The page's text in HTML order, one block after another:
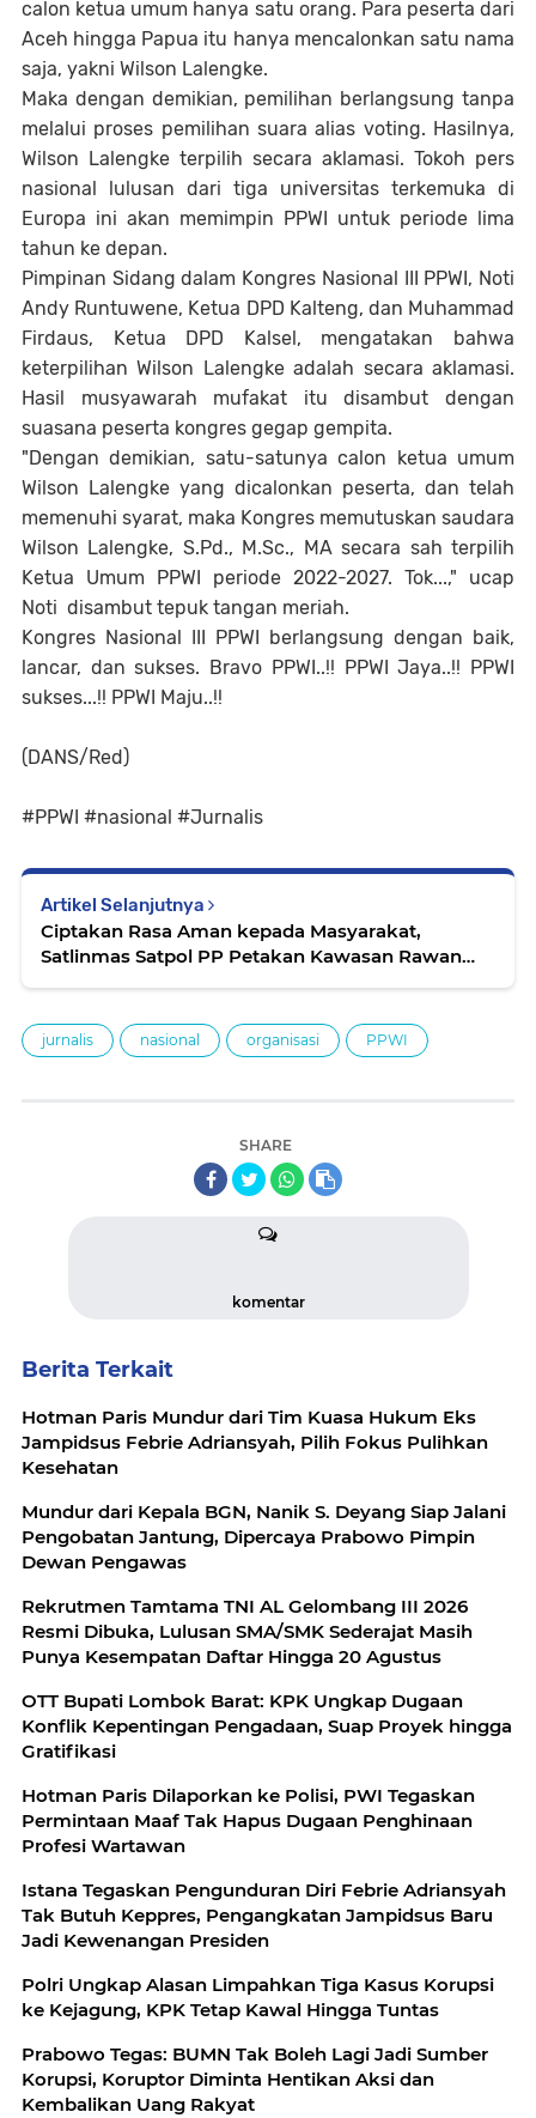
calon ketua umum hanya satu orang. Para peserta dari
Aceh hingga Papua itu hanya mencalonkan satu nama
saja, yakni Wilson Lalengke.
Maka dengan demikian, pemilihan berlangsung tanpa
melalui proses pemilihan suara alias voting. Hasilnya,
Wilson Lalengke terpilih secara aklamasi. Tokoh pers
nasional lulusan dari tiga universitas terkemuka di
Europa ini akan memimpin PPWI untuk periode lima
tahun ke depan.
Pimpinan Sidang dalam Kongres Nasional III PPWI, Noti
Andy Runtuwene, Ketua DPD Kalteng, dan Muhammad
Firdaus, Ketua DPD Kalsel, mengatakan bahwa
keterpilihan Wilson Lalengke adalah secara aklamasi.
Hasil musyawarah mufakat itu disambut dengan
suasana peserta kongres gegap gempita.
"Dengan demikian, satu-satunya calon ketua umum
Wilson Lalengke yang dicalonkan peserta, dan telah
memenuhi syarat, maka Kongres memutuskan saudara
Wilson Lalengke, S.Pd., M.Sc., MA secara sah terpilih
Ketua Umum PPWI periode 2022-2027. Tok...," ucap
Noti disambut tepuk tangan meriah.
Kongres Nasional III PPWI berlangsung dengan baik,
lancar, dan sukses. Bravo PPWI..!! PPWI Jaya..!! PPWI
sukses...!! PPWI Maju..!!
(DANS/Red)
#PPWI #nasional #Jurnalis
Artikel Selanjutnya
Ciptakan Rasa Aman kepada Masyarakat,
Satlinmas Satpol PP Petakan Kawasan Rawan
jurnalis nasional organisasi PPWI
SHARE
komentar
Berita Terkait
Hotman Paris Mundur dari Tim Kuasa Hukum Eks
Jampidsus Febrie Adriansyah, Pilih Fokus Pulihkan
Kesehatan
Mundur dari Kepala BGN, Nanik S. Deyang Siap Jalani
Pengobatan Jantung, Dipercaya Prabowo Pimpin
Dewan Pengawas
Rekrutmen Tamtama TNI AL Gelombang III 2026
Resmi Dibuka, Lulusan SMA/SMK Sederajat Masih
Punya Kesempatan Daftar Hingga 20 Agustus
OTT Bupati Lombok Barat: KPK Ungkap Dugaan
Konflik Kepentingan Pengadaan, Suap Proyek hingga
Gratifikasi
Hotman Paris Dilaporkan ke Polisi, PWI Tegaskan
Permintaan Maaf Tak Hapus Dugaan Penghinaan
Profesi Wartawan
Istana Tegaskan Pengunduran Diri Febrie Adriansyah
Tak Butuh Keppres, Pengangkatan Jampidsus Baru
Jadi Kewenangan Presiden
Polri Ungkap Alasan Limpahkan Tiga Kasus Korupsi
ke Kejagung, KPK Tetap Kawal Hingga Tuntas
Prabowo Tegas: BUMN Tak Boleh Lagi Jadi Sumber
Korupsi, Koruptor Diminta Hentikan Aksi dan
Kembalikan Uang Rakyat